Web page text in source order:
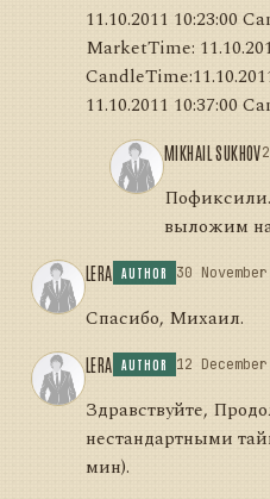
11.10.2011 10:23:00
MarketTime:
11.10.2011 10:37:00
MIKHAIL SUKHOV
выложим
LERA AUTHOR 30
Спасибо, Михаил.
LERA AUTHOR 12
Здравствуйте,
нестандартными
мин).